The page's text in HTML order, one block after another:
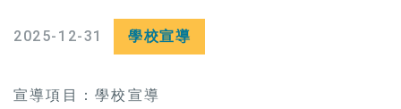
2025-12-31 學校宣導
宣導項目：學校宣導